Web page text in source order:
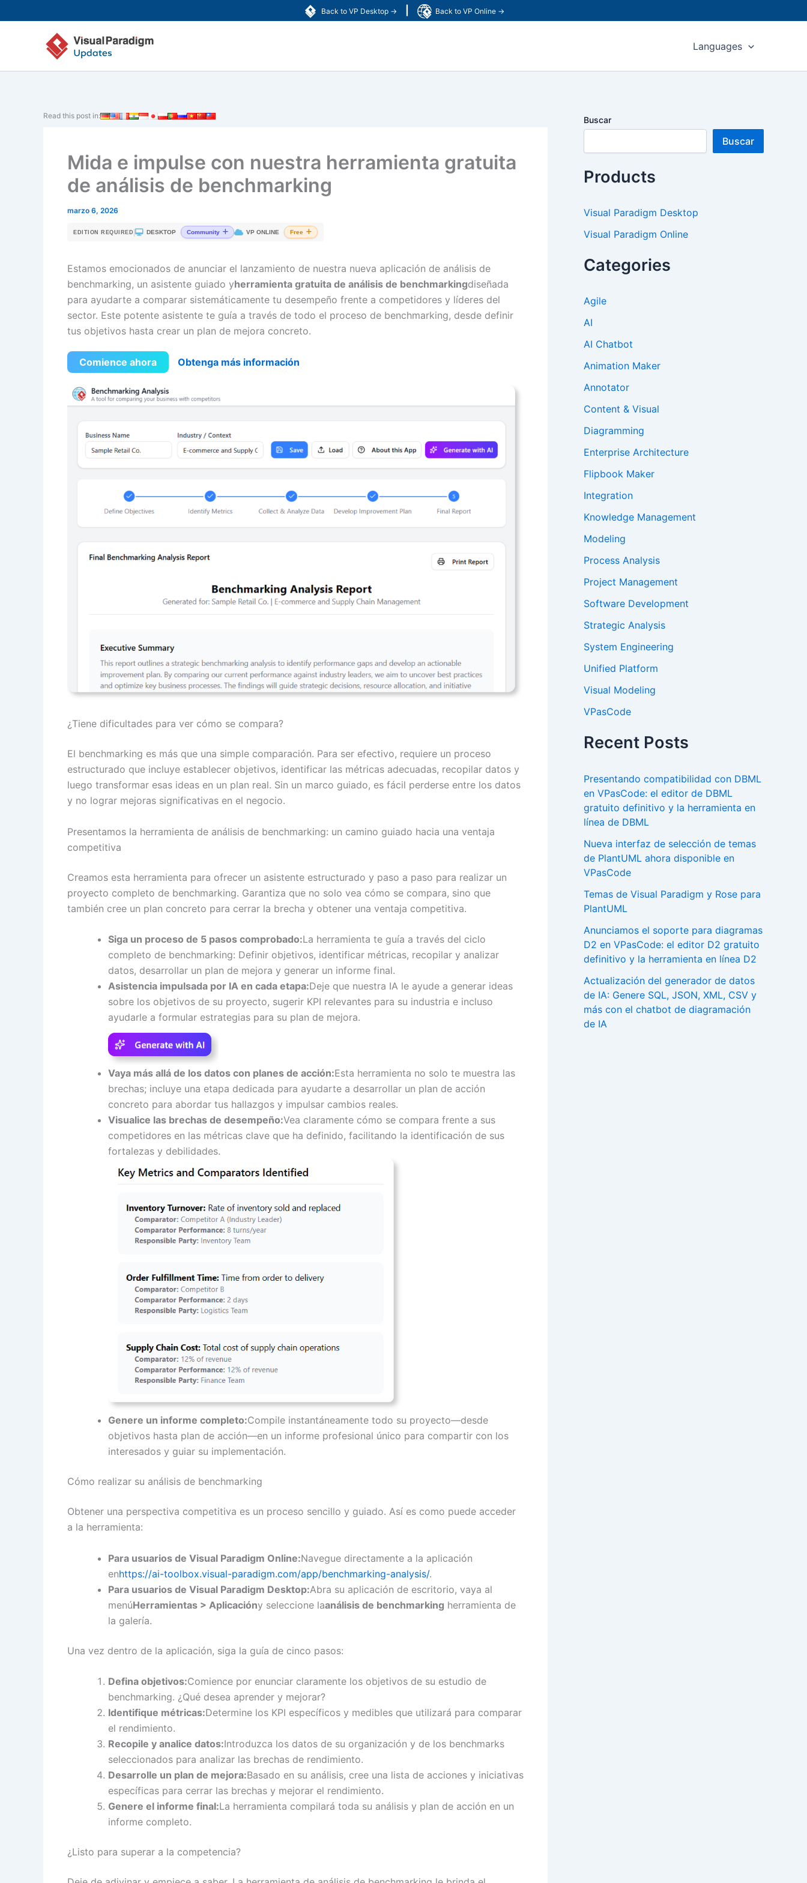
Back to VP Desktop → Back to VP Online →
al
Languages
Read this post in:
Mida e impulse con nuestra herramienta gratuita
de análisis de benchmarking
marzo 6, 2026
EDITION REQUIRED DESKTOP Community VP ONLINE Free
Estamos emocionados de anunciar el lanzamiento de nuestra nueva aplicación de análisis de
benchmarking, un asistente guiado yherramienta gratuita de análisis de benchmarkingdiseñada
para ayudarte a comparar sistemáticamente tu desempeño frente a competidores y líderes del
sector. Este potente asistente te guía a través de todo el proceso de benchmarking, desde definir
tus objetivos hasta crear un plan de mejora concreto.
Comience ahora Obtenga más información
¿Tiene dificultades para ver cómo se compara?
El benchmarking es más que una simple comparación. Para ser efectivo, requiere un proceso
estructurado que incluye establecer objetivos, identificar las métricas adecuadas, recopilar datos y
luego transformar esas ideas en un plan real. Sin un marco guiado, es fácil perderse entre los datos
y no lograr mejoras significativas en el negocio.
Presentamos la herramienta de análisis de benchmarking: un camino guiado hacia una ventaja
competitiva
Creamos esta herramienta para ofrecer un asistente estructurado y paso a paso para realizar un
proyecto completo de benchmarking. Garantiza que no solo vea cómo se compara, sino que
también cree un plan concreto para cerrar la brecha y obtener una ventaja competitiva.
Siga un proceso de 5 pasos comprobado:La herramienta te guía a través del ciclo
completo de benchmarking: Definir objetivos, identificar métricas, recopilar y analizar
datos, desarrollar un plan de mejora y generar un informe final.
Asistencia impulsada por IA en cada etapa:Deje que nuestra IA le ayude a generar ideas
sobre los objetivos de su proyecto, sugerir KPI relevantes para su industria e incluso
ayudarle a formular estrategias para su plan de mejora.
Vaya más allá de los datos con planes de acción:Esta herramienta no solo te muestra las
brechas; incluye una etapa dedicada para ayudarte a desarrollar un plan de acción
concreto para abordar tus hallazgos y impulsar cambios reales.
Visualice las brechas de desempeño:Vea claramente cómo se compara frente a sus
competidores en las métricas clave que ha definido, facilitando la identificación de sus
fortalezas y debilidades.
Genere un informe completo:Compile instantáneamente todo su proyecto—desde
objetivos hasta plan de acción—en un informe profesional único para compartir con los
interesados y guiar su implementación.
Cómo realizar su análisis de benchmarking
Obtener una perspectiva competitiva es un proceso sencillo y guiado. Así es como puede acceder
a la herramienta:
Para usuarios de Visual Paradigm Online:Navegue directamente a la aplicación
enhttps://ai-toolbox.visual-paradigm.com/app/benchmarking-analysis/.
Para usuarios de Visual Paradigm Desktop:Abra su aplicación de escritorio, vaya al
menúHerramientas > Aplicacióny seleccione laanálisis de benchmarking herramienta de
la galería.
Una vez dentro de la aplicación, siga la guía de cinco pasos:
Defina objetivos:Comience por enunciar claramente los objetivos de su estudio de
benchmarking. ¿Qué desea aprender y mejorar?
Identifique métricas:Determine los KPI específicos y medibles que utilizará para comparar
el rendimiento.
Recopile y analice datos:Introduzca los datos de su organización y de los benchmarks
seleccionados para analizar las brechas de rendimiento.
Desarrolle un plan de mejora:Basado en su análisis, cree una lista de acciones y iniciativas
específicas para cerrar las brechas y mejorar el rendimiento.
Genere el informe final:La herramienta compilará toda su análisis y plan de acción en un
informe completo.
¿Listo para superar a la competencia?
Buscar
Buscar
Products
Visual Paradigm Desktop
Visual Paradigm Online
Categories
Agile
AI
AI Chatbot
Animation Maker
Annotator
Content & Visual
Diagramming
Enterprise Architecture
Flipbook Maker
Integration
Knowledge Management
Modeling
Process Analysis
Project Management
Software Development
Strategic Analysis
System Engineering
Unified Platform
Visual Modeling
VPasCode
Recent Posts
Presentando compatibilidad con DBML
en VPasCode: el editor de DBML
gratuito definitivo y la herramienta en
línea de DBML
Nueva interfaz de selección de temas
de PlantUML ahora disponible en
VPasCode
Temas de Visual Paradigm y Rose para
PlantUML
Anunciamos el soporte para diagramas
D2 en VPasCode: el editor D2 gratuito
definitivo y la herramienta en línea D2
Actualización del generador de datos
de IA: Genere SQL, JSON, XML, CSV y
más con el chatbot de diagramación
de IA